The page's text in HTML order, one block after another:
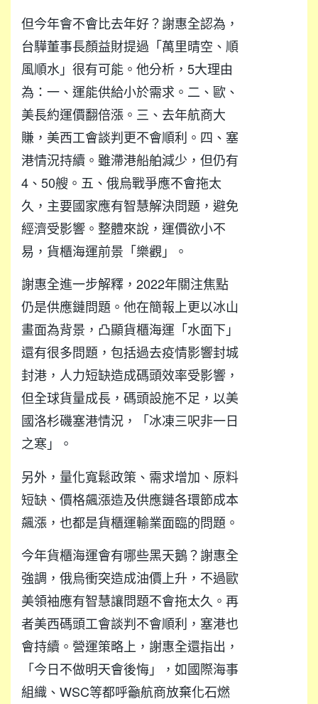
但今年會不會比去年好？謝惠全認為，
台驊董事長顏益財提過「萬里晴空、順
風順水」很有可能。他分析，5大理由
為：一、運能供給小於需求。二、歐、
美長約運價翻倍漲。三、去年航商大
賺，美西工會談判更不會順利。四、塞
港情況持續。雖滯港船舶減少，但仍有
4、50艘。五、俄烏戰爭應不會拖太
久，主要國家應有智慧解決問題，避免
經濟受影響。整體來說，運價欲小不
易，貨櫃海運前景「樂觀」。
謝惠全進一步解釋，2022年關注焦點
仍是供應鏈問題。他在簡報上更以冰山
畫面為背景，凸顯貨櫃海運「水面下」
還有很多問題，包括過去疫情影響封城
封港，人力短缺造成碼頭效率受影響，
但全球貨量成長，碼頭設施不足，以美
國洛杉磯塞港情況，「冰凍三呎非一日
之寒」。
另外，量化寬鬆政策、需求增加、原料
短缺、價格飆漲造及供應鏈各環節成本
飆漲，也都是貨櫃運輸業面臨的問題。
今年貨櫃海運會有哪些黑天鵝？謝惠全
強調，俄烏衝突造成油價上升，不過歐
美領袖應有智慧讓問題不會拖太久。再
者美西碼頭工會談判不會順利，塞港也
會持續。營運策略上，謝惠全還指出，
「今日不做明天會後悔」，如國際海事
組織、WSC等都呼籲航商放棄化石燃